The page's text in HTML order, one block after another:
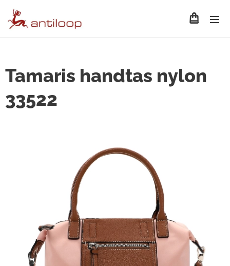
Tamaris handtas nylon
33522